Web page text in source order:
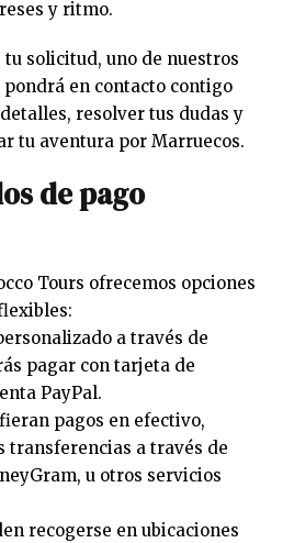
y ritmo.
tu solicitud, uno de nuestros
en contacto contigo
resolver tus dudas y
tu aventura por Marruecos.
de pago
Tours ofrecemos opciones
a través de
pagar con tarjeta de
PayPal.
pagos en efectivo,
transferencias a través de
u otros servicios
recogerse en ubicaciones